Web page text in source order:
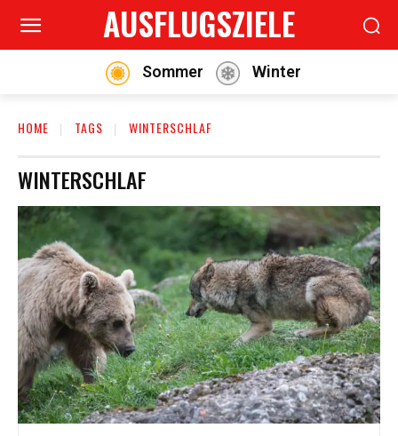
AUSFLUGSZIELE
Sommer Winter
HOME TAGS WINTERSCHLAF
WINTERSCHLAF